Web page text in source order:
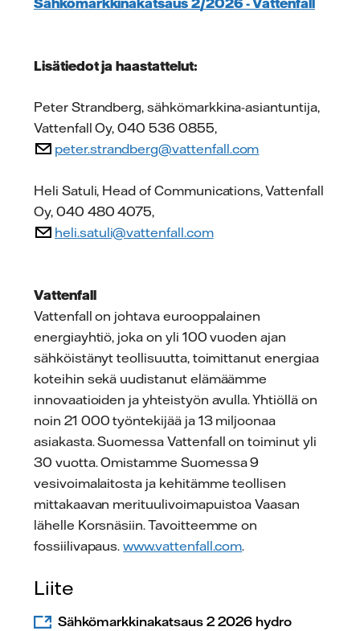
Sähkömarkkinakatsaus 2/2026 - Vattenfall
Lisätiedot ja haastattelut:
Peter Strandberg, sähkömarkkina-asiantuntija,
Vattenfall Oy, 040 536 0855,
peter.strandberg@vattenfall.com
Heli Satuli, Head of Communications, Vattenfall
Oy, 040 480 4075,
heli.satuli@vattenfall.com
Vattenfall
Vattenfall on johtava eurooppalainen
energiayhtiö, joka on yli 100 vuoden ajan
sähköistänyt teollisuutta, toimittanut energiaa
koteihin sekä uudistanut elämäämme
innovaatioiden ja yhteistyön avulla. Yhtiöllä on
noin 21 000 työntekijää ja 13 miljoonaa
asiakasta. Suomessa Vattenfall on toiminut yli
30 vuotta. Omistamme Suomessa 9
vesivoimalaitosta ja kehitämme teollisen
mittakaavan merituulivoimapuistoa Vaasan
lähelle Korsnäsiin. Tavoitteemme on
fossiilivapaus.www.vattenfall.com.
Liite
Sähkömarkkinakatsaus 2 2026 hydro